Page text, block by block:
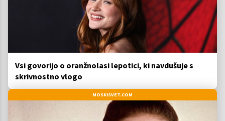
Vsi govorijo o oranžnolasi lepotici, ki navdušuje s
skrivnostno vlogo
MOSKISVET.COM